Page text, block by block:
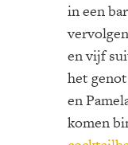
in een
en vijf
het
en
komen